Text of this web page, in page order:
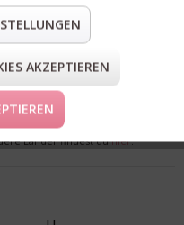
RETOURE
Länder findest duhier.
AKZEPTIEREN